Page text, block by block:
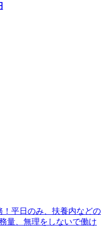
！平日のみ、扶養内などの
量、無理をしないで働け